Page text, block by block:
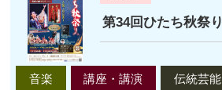
第34回ひたち秋祭り
音楽 講座・講演 伝統芸能